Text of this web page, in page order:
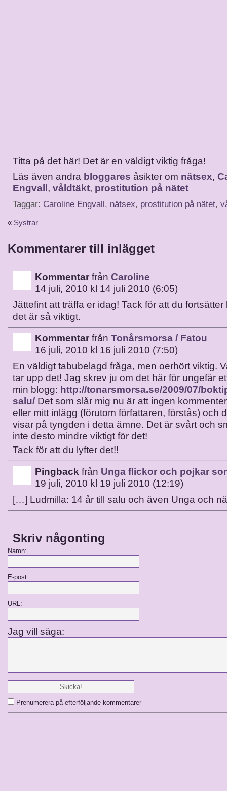
Titta på det här! Det är en väldigt viktig fråga!
Läs även andra bloggares åsikter om nätsex,
Engvall , våldtäkt, prostitution på nätet
Taggar: Caroline Engvall, nätsex, prostitution på nätet,
« Systrar
Kommentarer till inlägget
Kommentar från Caroline
14 juli, 2010 kl 14 juli 2010 (6:05)
Jättefint att träffa er idag! Tack för att du
det är så viktigt.
Kommentar från Tonårsmorsa / Fatou
16 juli, 2010 kl 16 juli 2010 (7:50)
En väldigt tabubelagd fråga, men oerhört viktig.
tar upp det! Jag skrev ju om det här för ungefär
min blogg: http://tonarsmorsa.se/2009/07/
salu/ Det som slår mig nu är att ingen
eller mitt inlägg (förutom författaren, förstås) och
visar på tyngden i detta ämne. Det är svårt och
inte desto mindre viktigt för det!
Tack för att du lyfter det!!
Pingback från Unga flickor och pojkar
19 juli, 2010 kl 19 juli 2010 (12:19)
[…] Ludmilla: 14 år till salu och även Unga och
Skriv någonting
Namn:
E-post:
URL:
Jag vill säga:
Prenumerera på efterföljande kommentarer